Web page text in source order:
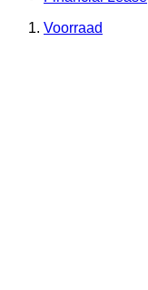
Voorraad